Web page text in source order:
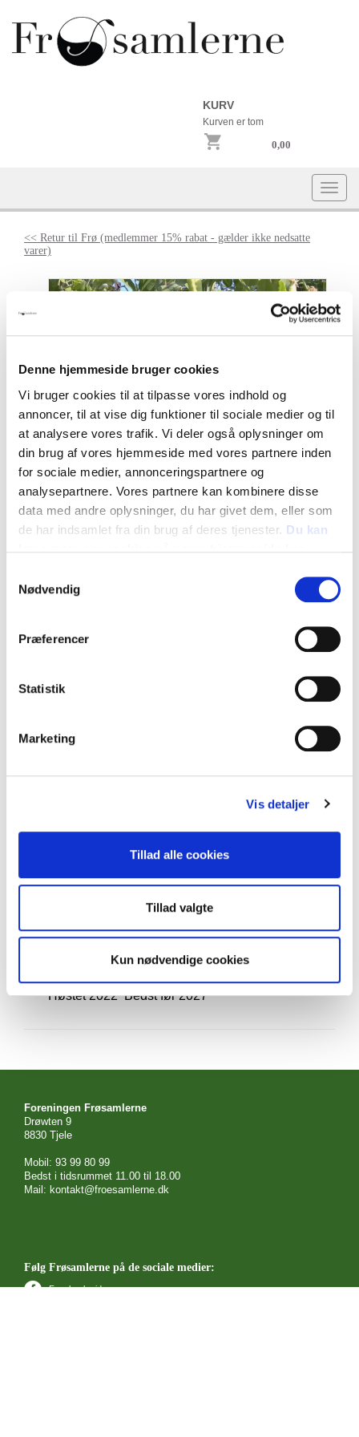
Denne hjemmeside bruger cookies
Vi bruger cookies til at tilpasse vores indhold og
annoncer, til at vise dig funktioner til sociale medier og til
at analysere vores trafik. Vi deler også oplysninger om
din brug af vores hjemmeside med vores partnere inden
for sociale medier, annonceringspartnere og
analysepartnere. Vores partnere kan kombinere disse
data med andre oplysninger, du har givet dem, eller som
de har indsamlet fra din brug af deres tjenester. Du kan
Nødvendig
Præferencer
Statistik
Marketing
Vis detaljer
Tillad alle cookies
Tillad valgte
Kun nødvendige cookies
KURV
Kurven er tom
0,00
<< Retur til Frø (medlemmer 15% rabat - gælder ikke nedsatte
varer)
bælge, der skal sidde på planten, til de er
Stort udbytte. Velegnet til hummus.
25 frø i posen
Høstet 2022 Bedst før 2027
Foreningen Frøsamlerne
Drøwten 9
8830 Tjele
Mobil: 93 99 80 99
Bedst i tidsrummet 11.00 til 18.00
Mail: kontakt@froesamlerne.dk
Følg Frøsamlerne på de sociale medier:
Facebook side